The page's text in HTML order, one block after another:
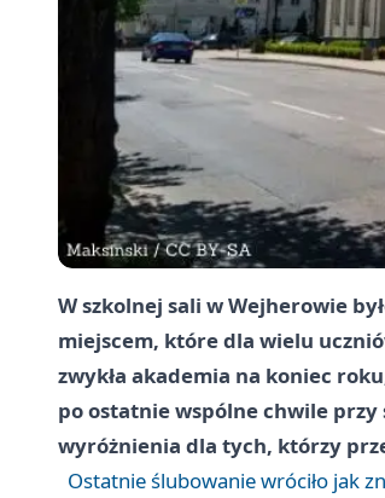
W szkolnej sali w Wejherowie
miejscem, które dla wielu
zwykła akademia na koniec
po ostatnie wspólne chwile
wyróżnienia dla tych, którzy
Ostatnie ślubowanie wróciło jak